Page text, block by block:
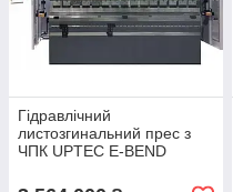
Гідравлічний
листозгинальний прес з
ЧПК UPTEC E-BEND
мм)